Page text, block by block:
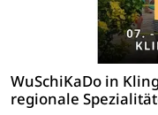
WuSchiKaDo in
regionale